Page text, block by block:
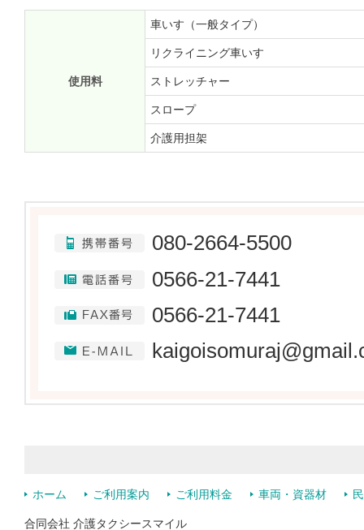
使用料
車いす（一般タイプ）
リクライニング車いす
ストレッチャー
スロープ
介護用担架
080-2664-5500
0566-21-7441
0566-21-7441
ホーム ご利用案内 ご利用料金 車両・資器材
合同会社 介護タクシースマイル